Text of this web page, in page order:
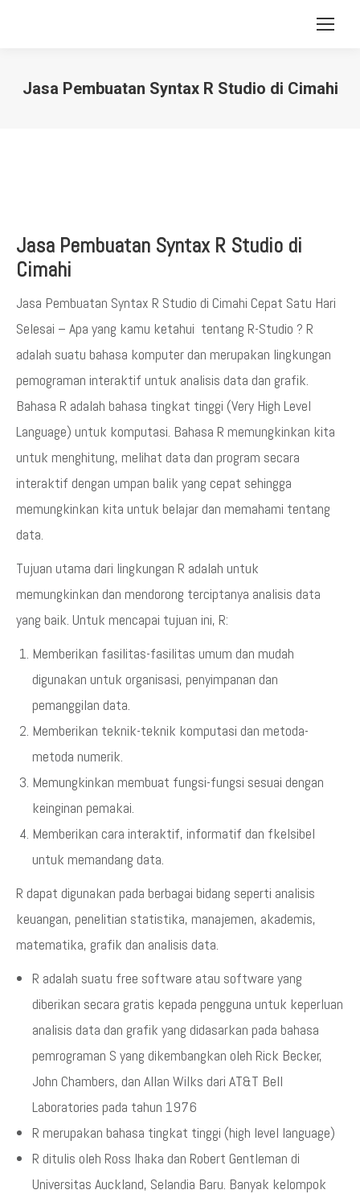
Jasa Pembuatan Syntax R Studio di Cimahi
Jasa Pembuatan Syntax R Studio di
Cimahi
Jasa Pembuatan Syntax R Studio di Cimahi Cepat Satu Hari
Selesai – Apa yang kamu ketahui tentang R-Studio ? R
adalah suatu bahasa komputer dan merupakan lingkungan
pemograman interaktif untuk analisis data dan grafik.
Bahasa R adalah bahasa tingkat tinggi (Very High Level
Language) untuk komputasi. Bahasa R memungkinkan kita
untuk menghitung, melihat data dan program secara
interaktif dengan umpan balik yang cepat sehingga
memungkinkan kita untuk belajar dan memahami tentang
data.
Tujuan utama dari lingkungan R adalah untuk
memungkinkan dan mendorong terciptanya analisis data
yang baik. Untuk mencapai tujuan ini, R:
Memberikan fasilitas-fasilitas umum dan mudah
digunakan untuk organisasi, penyimpanan dan
pemanggilan data.
Memberikan teknik-teknik komputasi dan metoda-
metoda numerik.
Memungkinkan membuat fungsi-fungsi sesuai dengan
keinginan pemakai.
Memberikan cara interaktif, informatif dan fkelsibel
untuk memandang data.
R dapat digunakan pada berbagai bidang seperti analisis
keuangan, penelitian statistika, manajemen, akademis,
matematika, grafik dan analisis data.
R adalah suatu free software atau software yang
diberikan secara gratis kepada pengguna untuk keperluan
analisis data dan grafik yang didasarkan pada bahasa
pemrograman S yang dikembangkan oleh Rick Becker,
John Chambers, dan Allan Wilks dari AT&T Bell
Laboratories pada tahun 1976
R merupakan bahasa tingkat tinggi (high level language)
R ditulis oleh Ross Ihaka dan Robert Gentleman di
Universitas Auckland, Selandia Baru. Banyak kelompok